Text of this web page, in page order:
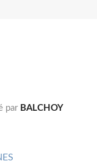
par BALCHOY